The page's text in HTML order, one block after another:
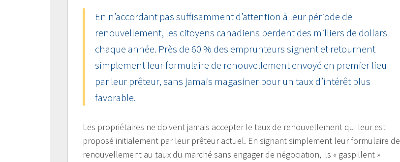
En n’accordant pas suffisamment d’attention à leur période de
renouvellement, les citoyens canadiens perdent des milliers de dollars
chaque année. Près de 60 % des emprunteurs signent et retournent
simplement leur formulaire de renouvellement envoyé en premier lieu
par leur prêteur, sans jamais magasiner pour un taux d’intérêt plus
favorable.
Les propriétaires ne doivent jamais accepter le taux de renouvellement qui leur est
proposé initialement par leur prêteur actuel. En signant simplement leur formulaire de
renouvellement au taux du marché sans engager de négociation, ils « gaspillent »